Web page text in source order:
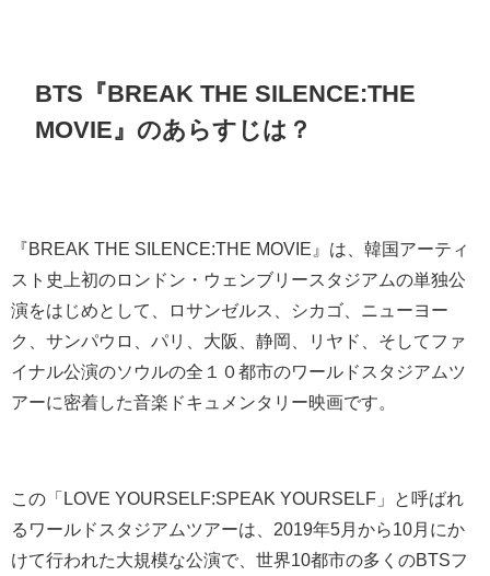
BTS『BREAK THE SILENCE:THE
MOVIE』のあらすじは？
『BREAK THE SILENCE:THE MOVIE』は、韓国アーティ
スト史上初のロンドン・ウェンブリースタジアムの単独公
演をはじめとして、ロサンゼルス、シカゴ、ニューヨー
ク、サンパウロ、パリ、大阪、静岡、リヤド、そしてファ
イナル公演のソウルの全１０都市のワールドスタジアムツ
アーに密着した音楽ドキュメンタリー映画です。
この「LOVE YOURSELF:SPEAK YOURSELF」と呼ばれ
るワールドスタジアムツアーは、2019年5月から10月にか
けて行われた大規模な公演で、世界10都市の多くのBTSフ